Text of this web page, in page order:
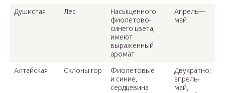
Душистая Лес
Насыщенного
фиолетово-
синего цвета,
имеют
выраженный
аромат
Апрель—
май
Алтайская Склоны гор
Фиолетовые
и синие,
сердцевина
Двукратно:
апрель-
май,